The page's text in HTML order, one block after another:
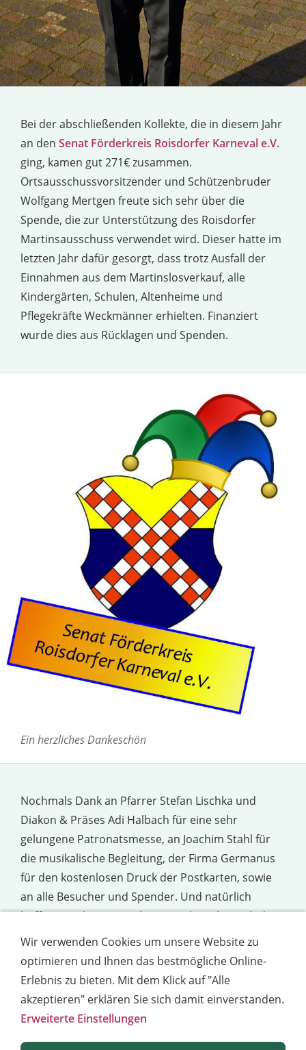
Bei der abschließenden Kollekte, die in diesem Jahr
an den Senat Förderkreis Roisdorfer Karneval e.V.
ging, kamen gut 271€ zusammen.
Ortsausschussvorsitzender und Schützenbruder
Wolfgang Mertgen freute sich sehr über die
Spende, die zur Unterstützung des Roisdorfer
Martinsausschuss verwendet wird. Dieser hatte im
letzten Jahr dafür gesorgt, dass trotz Ausfall der
Einnahmen aus dem Martinslosverkauf, alle
Kindergärten, Schulen, Altenheime und
Pflegekräfte Weckmänner erhielten. Finanziert
wurde dies aus Rücklagen und Spenden.
Ein herzliches Dankeschön
Nochmals Dank an Pfarrer Stefan Lischka und
Diakon & Präses Adi Halbach für eine sehr
gelungene Patronatsmesse, an Joachim Stahl für
die musikalische Begleitung, der Firma Germanus
für den kostenlosen Druck der Postkarten, sowie
an alle Besucher und Spender. Und natürlich
hoffen wir, dass wir im kommenden Jahr nach der
Patronatsmesse nicht nur wieder zum
gemeinsamen Frühstück zusammenkommen,
sondern abends auch zum Ball laden können.
Wir verwenden Cookies um unsere Website zu
optimieren und Ihnen das bestmögliche Online-
Erlebnis zu bieten. Mit dem Klick auf "Alle
akzeptieren" erklären Sie sich damit einverstanden.
Erweiterte Einstellungen